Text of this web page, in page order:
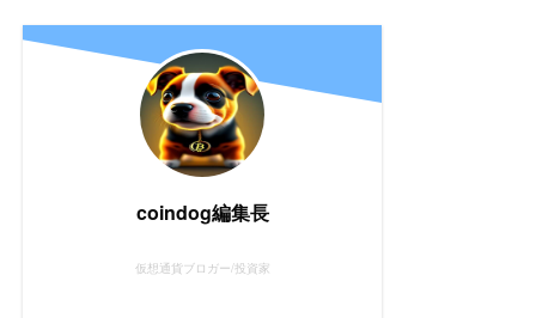
coindog編集長
仮想通貨ブロガー/投資家